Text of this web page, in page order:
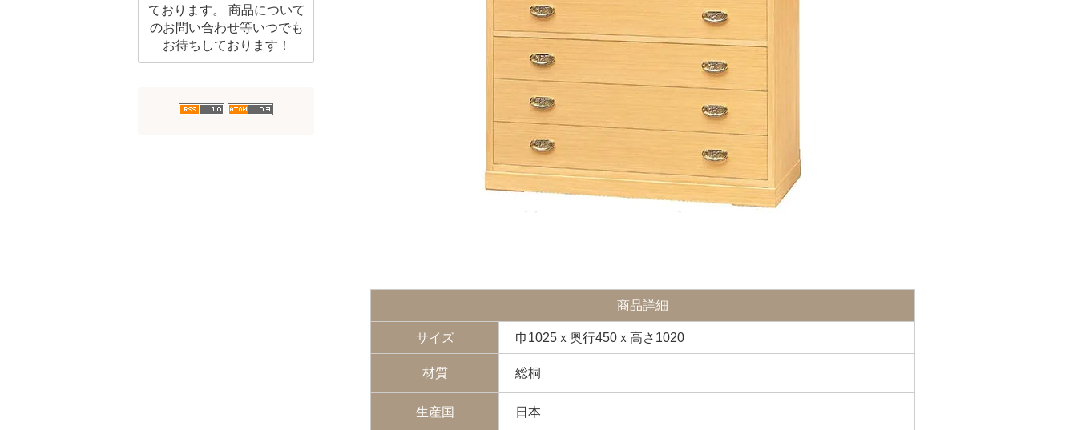
ております。 商品について
のお問い合わせ等いつでも
お待ちしております！
商品詳細
サイズ 巾1025ｘ奥行450ｘ高さ1020
材質 総桐
生産国 日本